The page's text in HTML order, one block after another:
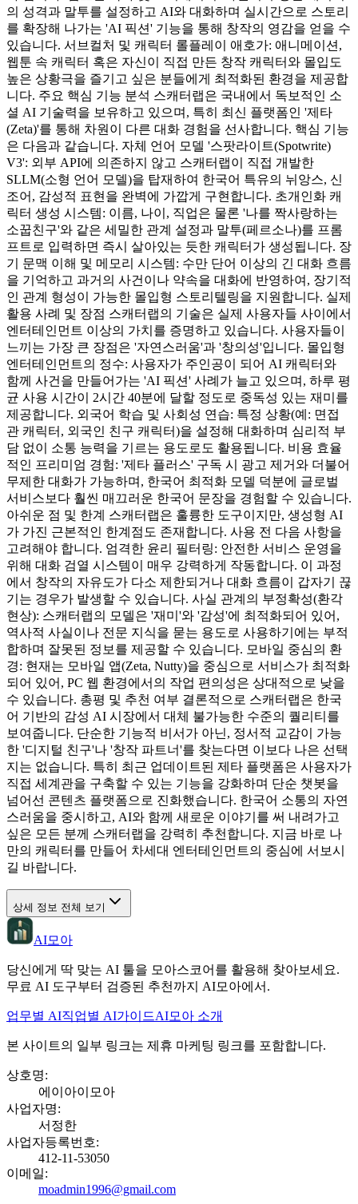
의 성격과 말투를 설정하고 AI와 대화하며 실시간으로 스토리
를 확장해 나가는 'AI 픽션' 기능을 통해 창작의 영감을 얻을 수
있습니다. 서브컬처 및 캐릭터 롤플레이 애호가: 애니메이션,
웹툰 속 캐릭터 혹은 자신이 직접 만든 창작 캐릭터와 몰입도
높은 상황극을 즐기고 싶은 분들에게 최적화된 환경을 제공합
니다. 주요 핵심 기능 분석 스캐터랩은 국내에서 독보적인 소
셜 AI 기술력을 보유하고 있으며, 특히 최신 플랫폼인 '제타
(Zeta)'를 통해 차원이 다른 대화 경험을 선사합니다. 핵심 기능
은 다음과 같습니다. 자체 언어 모델 '스팟라이트(Spotwrite)
V3': 외부 API에 의존하지 않고 스캐터랩이 직접 개발한
SLLM(소형 언어 모델)을 탑재하여 한국어 특유의 뉘앙스, 신
조어, 감성적 표현을 완벽에 가깝게 구현합니다. 초개인화 캐
릭터 생성 시스템: 이름, 나이, 직업은 물론 '나를 짝사랑하는
소꿉친구'와 같은 세밀한 관계 설정과 말투(페르소나)를 프롬
프트로 입력하면 즉시 살아있는 듯한 캐릭터가 생성됩니다. 장
기 문맥 이해 및 메모리 시스템: 수만 단어 이상의 긴 대화 흐름
을 기억하고 과거의 사건이나 약속을 대화에 반영하여, 장기적
인 관계 형성이 가능한 몰입형 스토리텔링을 지원합니다. 실제
활용 사례 및 장점 스캐터랩의 기술은 실제 사용자들 사이에서
엔터테인먼트 이상의 가치를 증명하고 있습니다. 사용자들이
느끼는 가장 큰 장점은 '자연스러움'과 '창의성'입니다. 몰입형
엔터테인먼트의 정수: 사용자가 주인공이 되어 AI 캐릭터와
함께 사건을 만들어가는 'AI 픽션' 사례가 늘고 있으며, 하루 평
균 사용 시간이 2시간 40분에 달할 정도로 중독성 있는 재미를
제공합니다. 외국어 학습 및 사회성 연습: 특정 상황(예: 면접
관 캐릭터, 외국인 친구 캐릭터)을 설정해 대화하며 심리적 부
담 없이 소통 능력을 기르는 용도로도 활용됩니다. 비용 효율
적인 프리미엄 경험: '제타 플러스' 구독 시 광고 제거와 더불어
무제한 대화가 가능하며, 한국어 최적화 모델 덕분에 글로벌
서비스보다 훨씬 매끄러운 한국어 문장을 경험할 수 있습니다.
아쉬운 점 및 한계 스캐터랩은 훌륭한 도구이지만, 생성형 AI
가 가진 근본적인 한계점도 존재합니다. 사용 전 다음 사항을
고려해야 합니다. 엄격한 윤리 필터링: 안전한 서비스 운영을
위해 대화 검열 시스템이 매우 강력하게 작동합니다. 이 과정
에서 창작의 자유도가 다소 제한되거나 대화 흐름이 갑자기 끊
기는 경우가 발생할 수 있습니다. 사실 관계의 부정확성(환각
현상): 스캐터랩의 모델은 '재미'와 '감성'에 최적화되어 있어,
역사적 사실이나 전문 지식을 묻는 용도로 사용하기에는 부적
합하며 잘못된 정보를 제공할 수 있습니다. 모바일 중심의 환
경: 현재는 모바일 앱(Zeta, Nutty)을 중심으로 서비스가 최적화
되어 있어, PC 웹 환경에서의 작업 편의성은 상대적으로 낮을
수 있습니다. 총평 및 추천 여부 결론적으로 스캐터랩은 한국
어 기반의 감성 AI 시장에서 대체 불가능한 수준의 퀄리티를
보여줍니다. 단순한 기능적 비서가 아닌, 정서적 교감이 가능
한 '디지털 친구'나 '창작 파트너'를 찾는다면 이보다 나은 선택
지는 없습니다. 특히 최근 업데이트된 제타 플랫폼은 사용자가
직접 세계관을 구축할 수 있는 기능을 강화하며 단순 챗봇을
넘어선 콘텐츠 플랫폼으로 진화했습니다. 한국어 소통의 자연
스러움을 중시하고, AI와 함께 새로운 이야기를 써 내려가고
싶은 모든 분께 스캐터랩을 강력히 추천합니다. 지금 바로 나
만의 캐릭터를 만들어 차세대 엔터테인먼트의 중심에 서보시
길 바랍니다.
상세 정보 전체 보기
AI모아
당신에게 딱 맞는 AI 툴을 모아스코어를 활용해 찾아보세요.
무료 AI 도구부터 검증된 추천까지 AI모아에서.
업무별 AI직업별 AI가이드AI모아 소개
본 사이트의 일부 링크는 제휴 마케팅 링크를 포함합니다.
상호명:
에이아이모아
사업자명:
서정한
사업자등록번호:
412-11-53050
이메일:
moadmin1996@gmail.com